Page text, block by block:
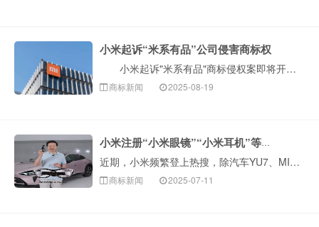
小米起诉“米系有品”公司侵害商标权
小米起诉"米系有品"商标侵权案即将开庭，涉案公司业务与小米高度重合。小米已布局"有品"系列商标多年，此前曾获3500万元商标侵权赔偿。 查询显示···
商标新闻 2025-08-19
小米注册“小米眼镜”“小米耳机”等商标
近期，小米频繁登上热搜，除汽车YU7、MIX Flip 2折叠手机这类备受关注的产品外，小米还发布了一些其他穿戴设备，包括小米 AI 智能眼镜、新款O···
商标新闻 2025-07-11